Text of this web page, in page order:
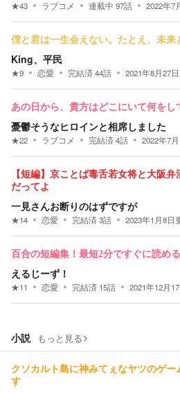
★43 ラブコメ 連載中 97話 2022年7
僕と君は一生会えない。たとえ、未来
King、平民
★9 恋愛 完結済44話 2021年8月27日
あの日から、貴方はどこにいて何をし
憂鬱そうなヒロインと相席しました
★22 ラブコメ 完結済4話 2022年7
【短編】京ことば毒舌若女将と大阪
だってよ
一見さんお断りのはずですが
★14 恋愛 完結済3話 2023年1月8日
百合の短編集！最短2分ですぐに読め
えるじーず！
★11 恋愛 完結済 15話 2021年12月
小説 もっと見る
クソカルト島に神みてぇなヤツのゲ
す